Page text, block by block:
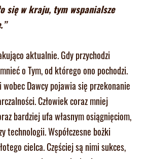
się w kraju, tym wspanialsze
aktualnie. Gdy przychodzi
o Tym, od którego ono pochodzi.
Dawcy pojawia się przekonanie
Człowiek coraz mniej
bardziej ufa własnym osiągnięciom,
technologii. Współczesne bożki
cielca. Częściej są nimi sukces,